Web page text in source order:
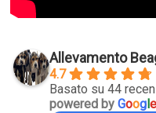
Allevamento
4.7
Basato su 44
powered byGoog le